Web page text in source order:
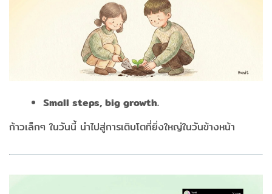
Small steps, big growth.
ก้าวเล็กๆ ในวันนี้ นำไปสู่การเติบโตที่ยิ่งใหญ่ในวันข้างหน้า